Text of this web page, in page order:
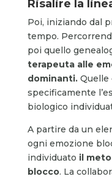
Risalire la
Poi, iniziando dal
tempo.
poi quello
terapeuta alle
dominanti. Quelle
specificamente
biologico
A partire da un
ogni emozione
individuato il
blocco. La